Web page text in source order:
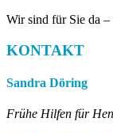
Wir sind für Sie da –
KONTAKT
Sandra Döring
Frühe Hilfen für